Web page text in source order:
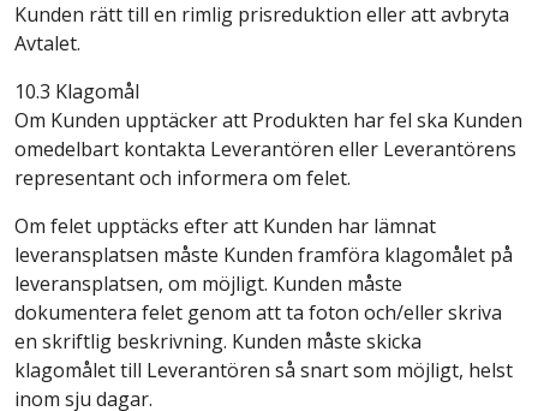
Kunden rätt till en rimlig prisreduktion eller att avbryta
Avtalet.
10.3 Klagomål
Om Kunden upptäcker att Produkten har fel ska Kunden
omedelbart kontakta Leverantören eller Leverantörens
representant och informera om felet.
Om felet upptäcks efter att Kunden har lämnat
leveransplatsen måste Kunden framföra klagomålet på
leveransplatsen, om möjligt. Kunden måste
dokumentera felet genom att ta foton och/eller skriva
en skriftlig beskrivning. Kunden måste skicka
klagomålet till Leverantören så snart som möjligt, helst
inom sju dagar.